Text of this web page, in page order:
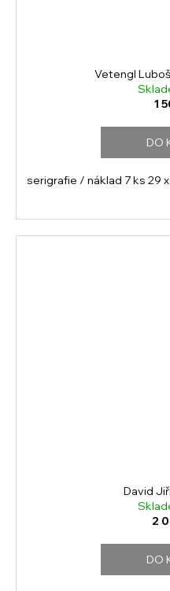
Vetengl
1
DO
serigrafie / náklad 7 ks 29
David
2
DO